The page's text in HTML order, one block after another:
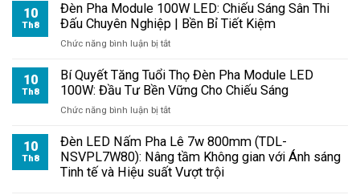
10
Th8
Đèn Pha Module 100W LED: Chiếu Sáng Sân Thi
Đấu Chuyên Nghiệp | Bền Bỉ Tiết Kiệm
Chức năng bình luận bị tắtở
Pha
Module
LED:
Sáng
Sân
Thi
10
Th8
Bí Quyết Tăng Tuổi Thọ Đèn Pha Module LED
100W: Đầu Tư Bền Vững Cho Chiếu Sáng
Chức năng bình luận bị tắtở
Quyết
Tăng
Tuổi
10
Th8
Đèn LED Nấm Pha Lê 7w 800mm (TDL-
NSVPL7W80): Nâng tầm Không gian với Ánh sáng
Tinh tế và Hiệu suất Vượt trội